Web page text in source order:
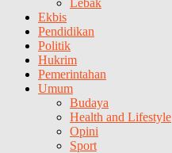
Lebak
Ekbis
Pendidikan
Politik
Hukrim
Pemerintahan
Umum
Budaya
Health and Lifestyle
Opini
Sport